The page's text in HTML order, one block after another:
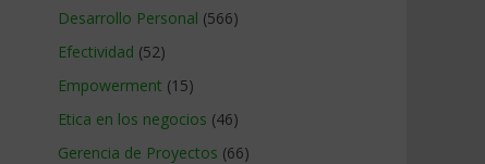
Desarrollo Personal (566)
Efectividad (52)
Empowerment (15)
Etica en los negocios (46)
Gerencia de Proyectos (66)